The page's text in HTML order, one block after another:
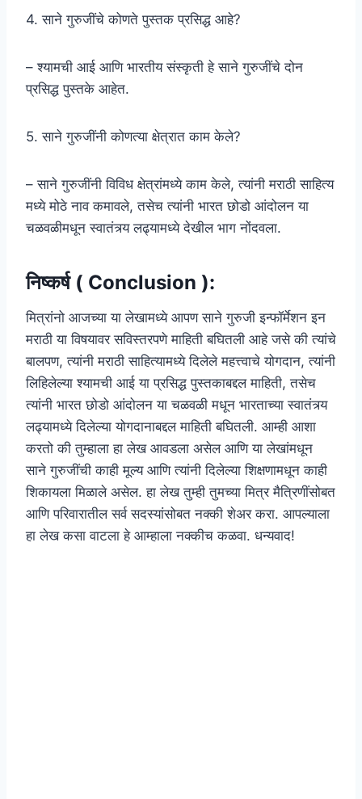
4. साने गुरुजींचे कोणते पुस्तक प्रसिद्ध आहे?
– श्यामची आई आणि भारतीय संस्कृती हे साने गुरुजींचे दोन
प्रसिद्ध पुस्तके आहेत.
5. साने गुरुजींनी कोणत्या क्षेत्रात काम केले?
– साने गुरुजींनी विविध क्षेत्रांमध्ये काम केले, त्यांनी मराठी साहित्य
मध्ये मोठे नाव कमावले, तसेच त्यांनी भारत छोडो आंदोलन या
चळवळीमधून स्वातंत्र्य लढ्यामध्ये देखील भाग नोंदवला.
निष्कर्ष ( Conclusion ):
मित्रांनो आजच्या या लेखामध्ये आपण साने गुरुजी इन्फॉर्मेशन इन
मराठी या विषयावर सविस्तरपणे माहिती बघितली आहे जसे की त्यांचे
बालपण, त्यांनी मराठी साहित्यामध्ये दिलेले महत्त्वाचे योगदान, त्यांनी
लिहिलेल्या श्यामची आई या प्रसिद्ध पुस्तकाबद्दल माहिती, तसेच
त्यांनी भारत छोडो आंदोलन या चळवळी मधून भारताच्या स्वातंत्र्य
लढ्यामध्ये दिलेल्या योगदानाबद्दल माहिती बघितली. आम्ही आशा
करतो की तुम्हाला हा लेख आवडला असेल आणि या लेखांमधून
साने गुरुजींची काही मूल्य आणि त्यांनी दिलेल्या शिक्षणामधून काही
शिकायला मिळाले असेल. हा लेख तुम्ही तुमच्या मित्र मैत्रिणींसोबत
आणि परिवारातील सर्व सदस्यांसोबत नक्की शेअर करा. आपल्याला
हा लेख कसा वाटला हे आम्हाला नक्कीच कळवा. धन्यवाद!